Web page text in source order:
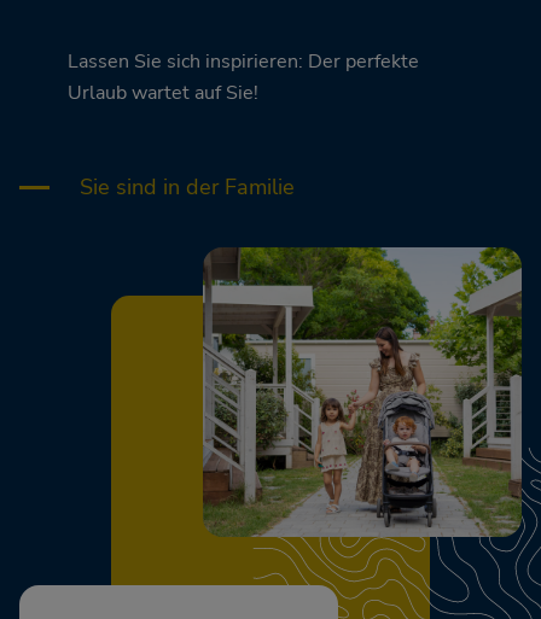
Lassen Sie sich inspirieren: Der perfekte
Urlaub wartet auf Sie!
Sie sind in der Familie